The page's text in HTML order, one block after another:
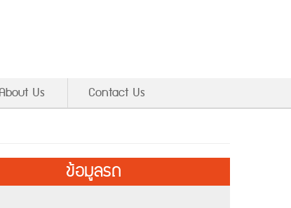
About Us Contact Us
ข้อมูลรถ